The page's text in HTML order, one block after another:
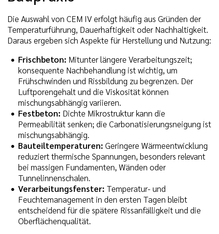
Die Auswahl von CEM IV erfolgt häufig aus Gründen der
Temperaturführung, Dauerhaftigkeit oder Nachhaltigkeit.
Daraus ergeben sich Aspekte für Herstellung und Nutzung:
Frischbeton: Mitunter längere Verarbeitungszeit;
konsequente Nachbehandlung ist wichtig, um
Frühschwinden und Rissbildung zu begrenzen. Der
Luftporengehalt und die Viskosität können
mischungsabhängig variieren.
Festbeton: Dichte Mikrostruktur kann die
Permeabilität senken; die Carbonatisierungsneigung ist
mischungsabhängig.
Bauteiltemperaturen: Geringere Wärmeentwicklung
reduziert thermische Spannungen, besonders relevant
bei massigen Fundamenten, Wänden oder
Tunnelinnenschalen.
Verarbeitungsfenster: Temperatur- und
Feuchtemanagement in den ersten Tagen bleibt
entscheidend für die spätere Rissanfälligkeit und die
Oberflächenqualität.